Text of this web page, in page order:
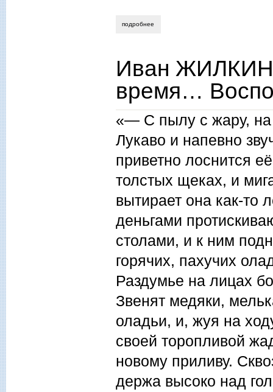
подробнее
Иван
время…
«— С пылу с жару, на
Лукаво и напевно
приветно лоснится
толстых щеках, и
вытирает она как-то
деньгами
столами, и к ним
горячих, пахучих
Раздумье на лицах
Звенят медяки,
оладьи, и, жуя на
своей торопливой
новому приливу.
держа высоко над